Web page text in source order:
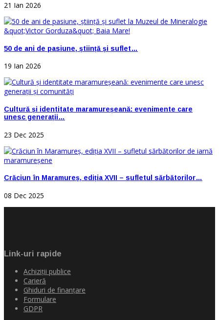
21 Ian 2026
50 de ani de pasiune, știință și suflet…
19 Ian 2026
Cultură și identitate maramureșeană: evenimente care
unesc generații…
23 Dec 2025
Crăciun în Maramureș, ediția XVII – sufletul sărbătorilor…
08 Dec 2025
Link-uri rapide
Achiziţii publice
Carieră
Ghiduri de finanţare
Formulare
GDPR